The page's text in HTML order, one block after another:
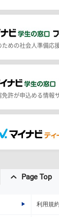
ための社会人準備応
免許が申込める情報
Page Top
利用規